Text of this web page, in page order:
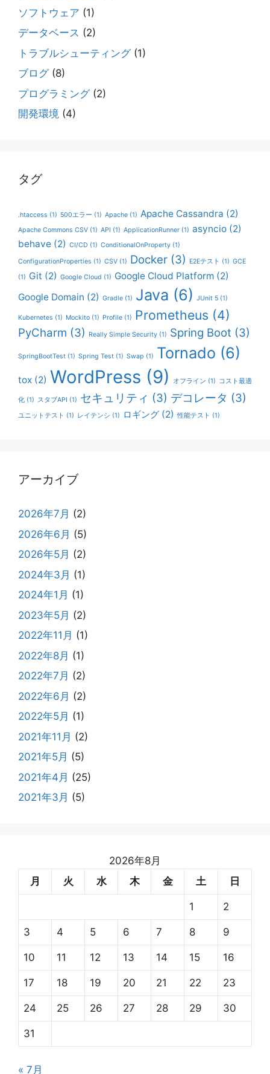
ソフトウェア (1)
データベース (2)
トラブルシューティング(1)
ブログ(8)
プログラミング(2)
開発環境 (4)
タグ
.htaccess (1) 500エラー (1) Apache (1) Apache Cassandra (2)
Apache Commons CSV (1) API (1) ApplicationRunner (1) asyncio (2)
behave (2) CI/CD (1) ConditionalOnProperty (1)
ConfigurationProperties (1) CSV (1) Docker (3) E2Eテスト (1) GCE
(1) Git (2) Google Cloud (1) Google Cloud Platform (2)
Google Domain (2) Gradle (1) Java (6) JUnit 5 (1)
Kubernetes (1) Mockito (1) Profile (1) Prometheus (4)
PyCharm (3) Really Simple Security (1) Spring Boot (3)
SpringBootTest (1) Spring Test (1) Swap (1) Tornado (6)
tox (2) WordPress (9) オフライン (1) コスト最適
化 (1) スタブAPI (1) セキュリティ (3) デコレータ (3)
ユニットテスト (1) レイテンシ (1) ロギング (2) 性能テスト (1)
アーカイブ
2026年7月 (2)
2026年6月 (5)
2026年5月 (2)
2024年3月 (1)
2024年1月 (1)
2023年5月 (2)
2022年11月 (1)
2022年8月 (1)
2022年7月 (2)
2022年6月 (2)
2022年5月 (1)
2021年11月 (2)
2021年5月 (5)
2021年4月 (25)
2021年3月 (5)
2026年8月
月
火 水 木 金 土 日
1 2
3 4 5 6 7 8 9
10 11 12 13 14 15 16
17 18 19 20 21 22 23
24 25 26 27 28 29 30
31
« 7月